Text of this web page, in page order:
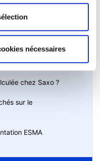
nécessaires
ETC et ETN
chez Saxo ?
sur le
ESMA